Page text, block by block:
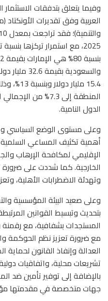
وفيما يتعلق بتدفقات الاستثمار
العربية وفق تقديرات الأونكتاد
15.4
الدول النامية.
وعلى مستوى الوضع السياسي
أهمية تكثيف المساعي
الإقليمي لمكافحة الإرهاب
الخارجية. كما شددت على ضرورة
وتهدئة الاضطرابات الأهلية،
وعلى صعيد البيئة المؤسسية
بتحديث وتبسيط القوانين
المستجدات بشفافية، مع رقمنة
مع ضرورة تعزيز نظم الحوكمة
العدالة وإنفاذ القانون
تشريعات محلية، واتفاقيات
بالإضافة إلى توفير تأمين ضد
جهات متخصصة في مقدمتها